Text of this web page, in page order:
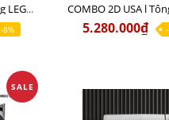
COMBO 2E USA l Tông LEGEND PRO LI + Tông MAGIC CLIP
-8% 5.280.000₫
SALE